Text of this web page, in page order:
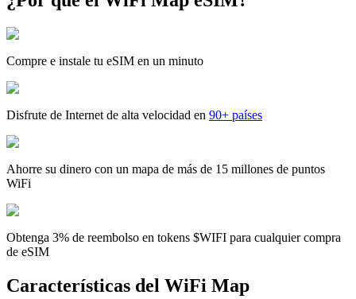
Compre e instale tu eSIM en un minuto
Disfrute de Internet de alta velocidad en 90+ países
Ahorre su dinero con un mapa de más de 15 millones de puntos
WiFi
Obtenga 3% de reembolso en tokens $WIFI para cualquier compra
de eSIM
Características del WiFi Map